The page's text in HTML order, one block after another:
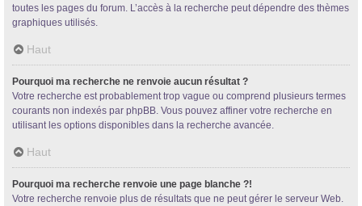
toutes les pages du forum. L’accès à la recherche peut dépendre des thèmes
graphiques utilisés.
Haut
Pourquoi ma recherche ne renvoie aucun résultat ?
Votre recherche est probablement trop vague ou comprend plusieurs termes
courants non indexés par phpBB. Vous pouvez affiner votre recherche en
utilisant les options disponibles dans la recherche avancée.
Haut
Pourquoi ma recherche renvoie une page blanche ?!
Votre recherche renvoie plus de résultats que ne peut gérer le serveur Web.